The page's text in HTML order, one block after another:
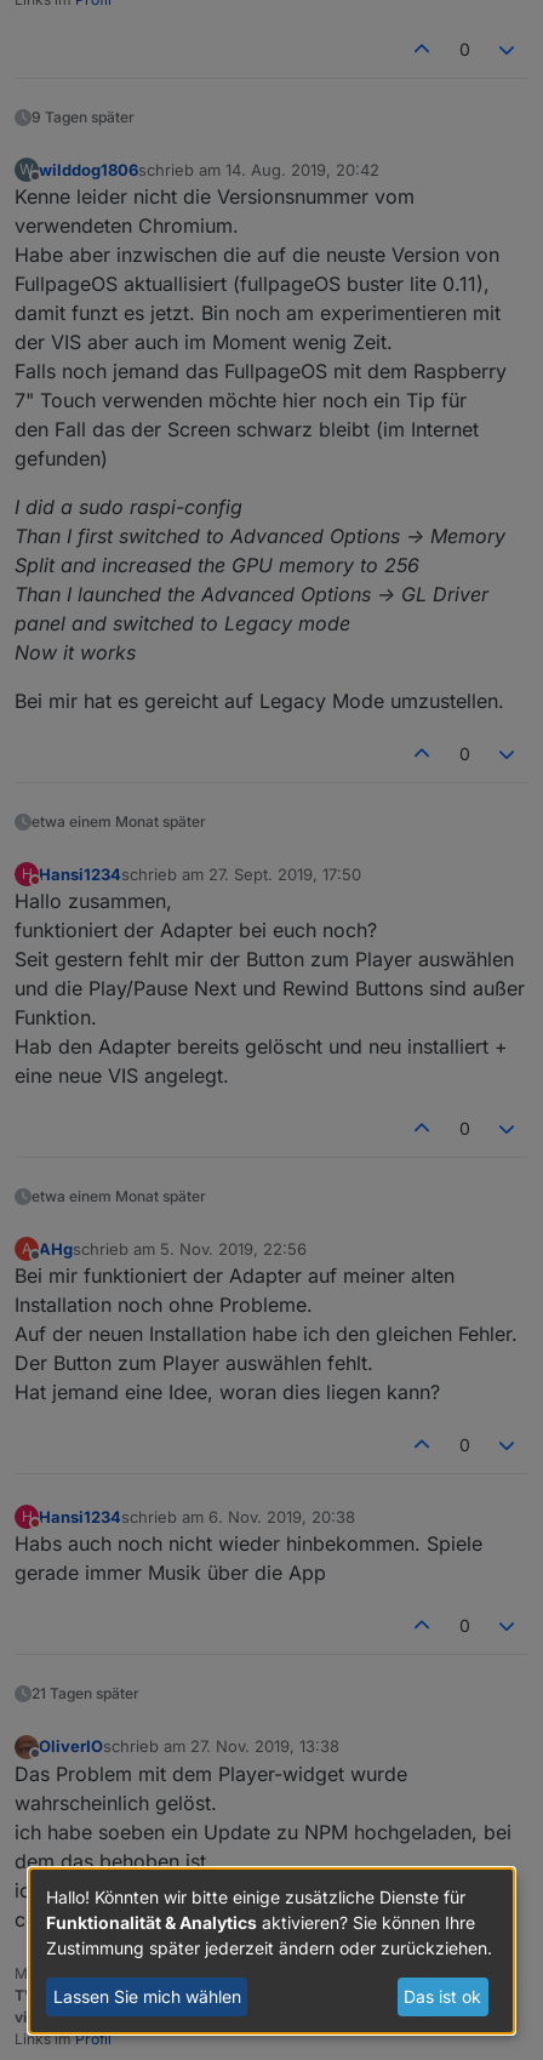
0
9 Tagen später
W
Offline
wilddog1806schrieb am 14. Aug. 2019, 20:42
zuletzt editiert von
Kenne leider nicht die Versionsnummer vom
verwendeten Chromium.
Habe aber inzwischen die auf die neuste Version von
FullpageOS aktuallisiert (fullpageOS buster lite 0.11),
damit funzt es jetzt. Bin noch am experimentieren mit
der VIS aber auch im Moment wenig Zeit.
Falls noch jemand das FullpageOS mit dem Raspberry
7" Touch verwenden möchte hier noch ein Tip für
den Fall das der Screen schwarz bleibt (im Internet
gefunden)
I did a sudo raspi-config
Than I first switched to Advanced Options -> Memory
Split and increased the GPU memory to 256
Than I launched the Advanced Options -> GL Driver
panel and switched to Legacy mode
Now it works
Bei mir hat es gereicht auf Legacy Mode umzustellen.
0
etwa einem Monat später
H
Nicht stören
Hansi1234schrieb am 27. Sept. 2019, 17:50
zuletzt editiert von
Hallo zusammen,
funktioniert der Adapter bei euch noch?
Seit gestern fehlt mir der Button zum Player auswählen
und die Play/Pause Next und Rewind Buttons sind außer
Funktion.
Hab den Adapter bereits gelöscht und neu installiert +
eine neue VIS angelegt.
0
etwa einem Monat später
A
Offline
AHgschrieb am 5. Nov. 2019, 22:56
zuletzt editiert von
Bei mir funktioniert der Adapter auf meiner alten
Installation noch ohne Probleme.
Auf der neuen Installation habe ich den gleichen Fehler.
Der Button zum Player auswählen fehlt.
Hat jemand eine Idee, woran dies liegen kann?
0
H
Nicht stören
Hansi1234schrieb am 6. Nov. 2019, 20:38
zuletzt editiert von
Habs auch noch nicht wieder hinbekommen. Spiele
gerade immer Musik über die App
0
21 Tagen später
Offline
OliverIOschrieb am 27. Nov. 2019, 13:38
zuletzt editiert von
Das Problem mit dem Player-widget wurde
wahrscheinlich gelöst.
ich habe soeben ein Update zu NPM hochgeladen, bei
dem das behoben ist.
ich habe eine API verwendet, die wohl im Rahmen des
controllers 2.0 weggefallen ist.
Meine Adapter und Widgets
TVProgram,SqueezeboxRPC,OpenLiga MyTime ,,pi-hole2
vis-json-template,skiinfo,vis-mapwidgets
vis-2-widgets-rssfeed
Links imProfil
Hallo! Könnten wir bitte einige zusätzliche Dienste für
Funktionalität & Analytics aktivieren? Sie können Ihre
Zustimmung später jederzeit ändern oder zurückziehen.
Lassen Sie mich wählen Das ist ok